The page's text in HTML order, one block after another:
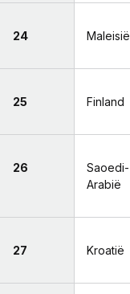
24 Maleisië
25 Finland
26
Saoedi-
Arabië
27 Kroatië